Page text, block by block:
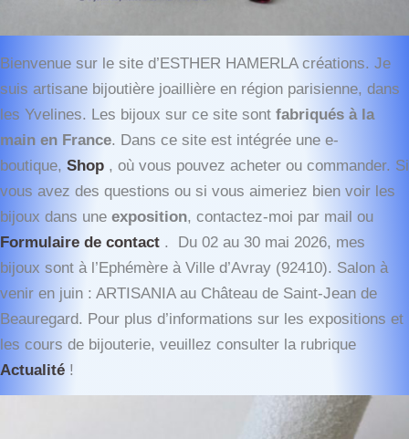
Bienvenue sur le site d’ESTHER HAMERLA créations. Je
suis artisane bijoutière joaillière en région parisienne, dans
les Yvelines. Les bijoux sur ce site sont fabriqués à la
main en France. Dans ce site est intégrée une e-
boutique, Shop , où vous pouvez acheter ou commander. Si
vous avez des questions ou si vous aimeriez bien voir les
bijoux dans une exposition, contactez-moi par mail ou
Formulaire de contact . Du 02 au 30 mai 2026, mes
bijoux sont à l’Ephémère à Ville d’Avray (92410). Salon à
venir en juin : ARTISANIA au Château de Saint-Jean de
Beauregard. Pour plus d’informations sur les expositions et
les cours de bijouterie, veuillez consulter la rubrique
Actualité !